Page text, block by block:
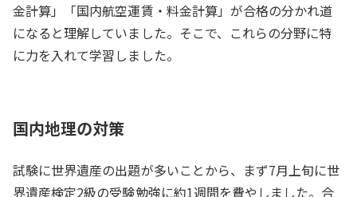
金計算」「国内航空運賃・料金計算」が合格の分かれ道
になると理解していました。そこで、これらの分野に特
に力を入れて学習しました。
国内地理の対策
試験に世界遺産の出題が多いことから、まず7月上旬に世
界遺産検定2級の受験勉強に約1週間を費やしました。合